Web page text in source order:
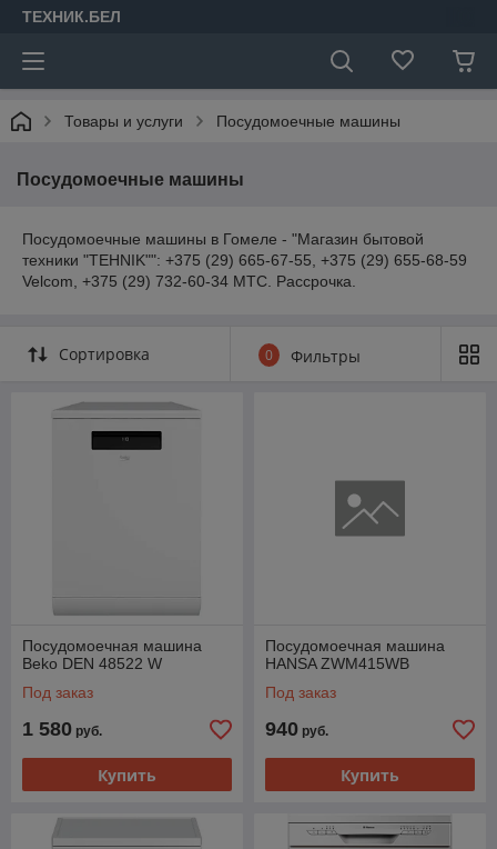
ТЕХНИК.БЕЛ
Товары и услуги Посудомоечные машины
Посудомоечные машины
Посудомоечные машины в Гомеле - "Магазин бытовой
техники "TEHNIK"": +375 (29) 665-67-55, +375 (29) 655-68-59
Velcom, +375 (29) 732-60-34 МТС. Рассрочка.
Сортировка 0 Фильтры
Посудомоечная машина
Beko DEN 48522 W
Под заказ
1 580 руб.
Купить
Посудомоечная машина
HANSA ZWM415WB
Под заказ
940 руб.
Купить